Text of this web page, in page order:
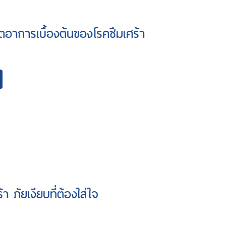
อาการเบื้องต้นของโรคซึมเศร้า
า ภัยเงียบที่ต้องใส่ใจ